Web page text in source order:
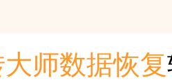
师数据恢复